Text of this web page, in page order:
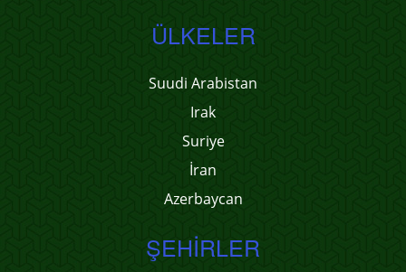
ÜLKELER
Suudi Arabistan
Irak
Suriye
İran
Azerbaycan
ŞEHIRLER